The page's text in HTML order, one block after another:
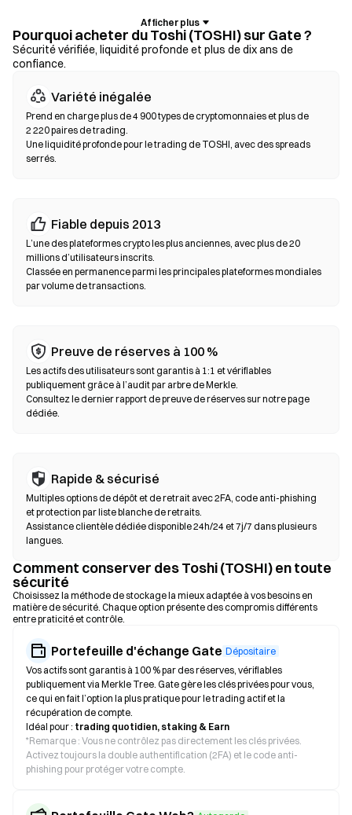
Portefeuilles crypto
Pour les utilisateurs qui privilégient l’auto-garde. Les
portefeuilles non custodial vous permettent de conserver vos
l’interface du portefeuille. Certains portefeuilles prennent aussi
en charge un on-ramp fiat, permettant d’acheter des TOSHI par
carte bancaire sans passer par un exchange. Sauvegardez
toujours votre phrase seed et vérifiez les adresses de contrat
avant de confirmer une transaction.
Tradez en peer-to-peer sans intermédiaires. Les DEX utilisent
des smart contracts pour exécuter les swaps on-chain, sans
inscription ni vérification d’identité. Connectez un wallet
compatible, sélectionnez votre paire de tokens, définissez la
tolérance de slippage puis confirmez le swap. Des frais de gas
sur les DEX se déroule sur des blockchains compatibles EVM
comme Ethereum, BNB Chain et Polygon.
Pourquoi acheter du Toshi (TOSHI) sur Gate ?
Sécurité vérifiée, liquidité profonde et plus de dix ans de
confiance.
Variété inégalée
Prend en charge plus de 4 900 types de cryptomonnaies et plus de
2 220 paires de trading.
Une liquidité profonde pour le trading de TOSHI, avec des spreads
serrés.
Fiable depuis 2013
L’une des plateformes crypto les plus anciennes, avec plus de 20
millions d’utilisateurs inscrits.
Classée en permanence parmi les principales plateformes mondiales
par volume de transactions.
Preuve de réserves à 100 %
Les actifs des utilisateurs sont garantis à 1:1 et vérifiables
publiquement grâce à l’audit par arbre de Merkle.
Consultez le dernier rapport de preuve de réserves sur notre page
dédiée.
Rapide & sécurisé
Multiples options de dépôt et de retrait avec 2FA, code anti-phishing
et protection par liste blanche de retraits.
Assistance clientèle dédiée disponible 24h/24 et 7j/7 dans plusieurs
langues.
Comment conserver des Toshi (TOSHI) en toute
sécurité
Choisissez la méthode de stockage la mieux adaptée à vos besoins en
matière de sécurité. Chaque option présente des compromis différents
entre praticité et contrôle.
Portefeuille d'échange Gate Dépositaire
Vos actifs sont garantis à 100 % par des réserves, vérifiables
publiquement via Merkle Tree. Gate gère les clés privées pour vous,
ce qui en fait l’option la plus pratique pour le trading actif et la
récupération de compte.
Idéal pour : trading quotidien, staking & Earn
*Remarque : Vous ne contrôlez pas directement les clés privées.
Activez toujours la double authentification (2FA) et le code anti-
phishing pour protéger votre compte.